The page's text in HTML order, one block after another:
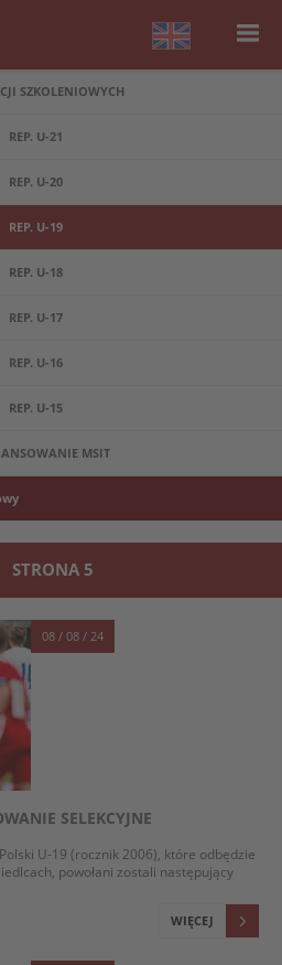
SZKOLENIOWYCH
REP. U-21
REP. U-20
REP. U-19
REP. U-18
REP. U-17
REP. U-16
REP. U-15
MSIT
STRONA 5
08 / 08 / 24
SELEKCYJNE
U-19 (rocznik 2006), które odbędzie
powołani zostali następujący
WIĘCEJ